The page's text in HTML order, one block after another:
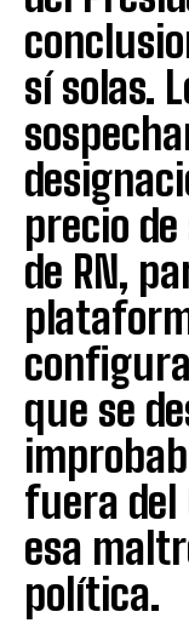
sí solas.
precio de
de RN,
que se
fuera del
esa
política.